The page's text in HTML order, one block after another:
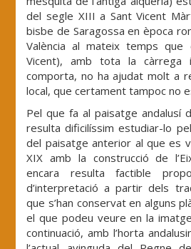
del segle XIII a Sant Vicent
bisbe de Saragossa en època
València al mateix temps
Vicent), amb tota la càrrega
comporta, no ha ajudat molt a
local, que certament tampoc no
Pel que fa al paisatge andalusí
resulta dificilíssim estudiar-lo
del paisatge anterior al que es
XIX amb la construcció de
encara resulta factible
d’interpretació a partir dels
que s’han conservat en alguns
el que podeu veure en la
continuació, amb l’horta